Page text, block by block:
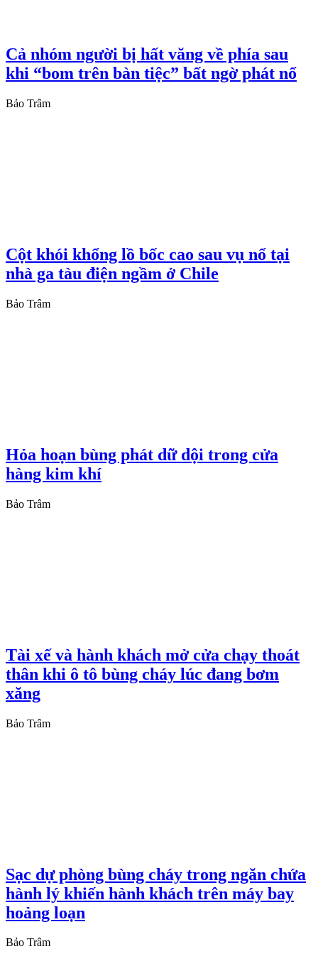
Cả nhóm người bị hất văng về phía sau
khi “bom trên bàn tiệc” bất ngờ phát nổ
Bảo Trâm
Cột khói khổng lồ bốc cao sau vụ nổ tại
nhà ga tàu điện ngầm ở Chile
Bảo Trâm
Hỏa hoạn bùng phát dữ dội trong cửa
hàng kim khí
Bảo Trâm
Tài xế và hành khách mở cửa chạy thoát
thân khi ô tô bùng cháy lúc đang bơm
xăng
Bảo Trâm
Sạc dự phòng bùng cháy trong ngăn chứa
hành lý khiến hành khách trên máy bay
hoảng loạn
Bảo Trâm